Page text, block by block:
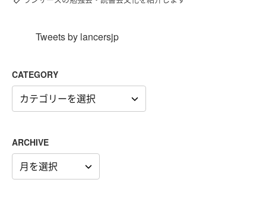
Tweets by lancersjp
CATEGORY
CATEGORY
ARCHIVE
ARCHIVE